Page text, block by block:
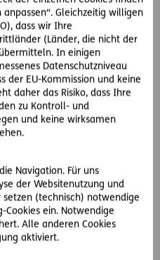
Gleichzeitig willigen
dass wir Ihre
(Länder, die nicht der
In einigen
Datenschutzniveau
der EU-Kommission und keine
daher das Risiko, dass Ihre
zu Kontroll- und
und keine wirksamen
Navigation. Für uns
der Websitenutzung und
(technisch) notwendige
Cookies ein. Notwendige
Alle anderen Cookies
aktiviert.
Zentrum in Graz und
Juristen stellen Herrn
D.A.S. Partneranwälte
annimmt. Der
erreichen, dass das
werden muss und Herr W.
für Privat- und
geistiges Eigentum
Probleme rund um das
profitiert, der die
in seinem